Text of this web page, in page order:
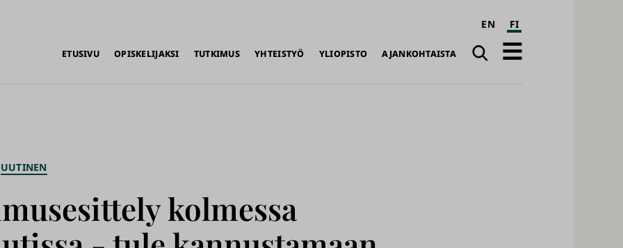
EN FI
ETUSIVU OPISKELIJAKSI TUTKIMUS YHTEISTYÖ YLIOPISTO AJANKOHTAISTA
Haku
Avaa
kolmessa
UUTINEN